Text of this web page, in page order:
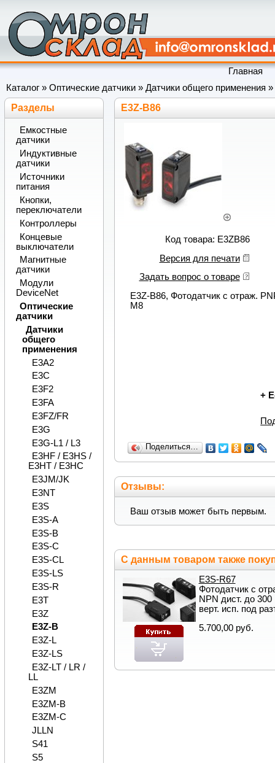
Главная
Каталог » Оптические датчики » Датчики общего применения »
E3Z-B86
Код товара: E3ZB86
Версия для печати
Задать вопрос о товаре
E3Z-B86, Фотодатчик с отраж.
M8
+
Поделиться…
Отзывы:
Ваш отзыв может быть первым.
С данным товаром также
E3S-R67
Фотодатчик с
NPN дист. до 300
верт. исп. под
5.700,00 руб.
Разделы
Емкостные
датчики
Индуктивные
датчики
Источники
питания
Кнопки,
переключатели
Контроллеры
Концевые
выключатели
Магнитные
датчики
Модули
DeviceNet
Оптические
датчики
Датчики
общего
применения
E3A2
E3C
E3F2
E3FA
E3FZ/FR
E3G
E3G-L1 / L3
E3HF / E3HS /
E3HT / E3HC
E3JM/JK
E3NT
E3S
E3S-A
E3S-B
E3S-C
E3S-CL
E3S-LS
E3S-R
E3T
E3Z
E3Z-B
E3Z-L
E3Z-LS
E3Z-LT / LR /
LL
E3ZM
E3ZM-B
E3ZM-C
JLLN
S41
S5